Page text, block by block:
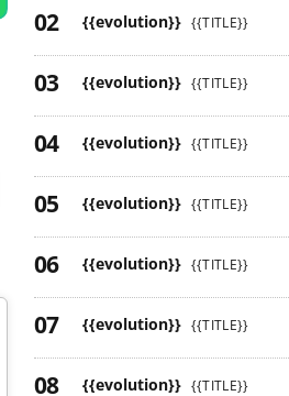
{{evolution}} {{TITLE}}
{{evolution}} {{TITLE}}
{{evolution}} {{TITLE}}
{{evolution}} {{TITLE}}
{{evolution}} {{TITLE}}
{{evolution}} {{TITLE}}
{{evolution}} {{TITLE}}